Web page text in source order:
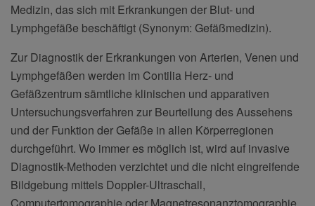
Medizin, das sich mit Erkrankungen der Blut- und
Lymphgefäße beschäftigt (Synonym: Gefäßmedizin).
Zur Diagnostik der Erkrankungen von Arterien, Venen und
Lymphgefäßen werden im Contilia Herz- und
Gefäßzentrum sämtliche klinischen und apparativen
Untersuchungsverfahren zur Beurteilung des Aussehens
und der Funktion der Gefäße in allen Körperregionen
durchgeführt. Wo immer es möglich ist, wird auf invasive
Diagnostik-Methoden verzichtet und die nicht eingreifende
Bildgebung mittels Doppler-Ultraschall,
Computertomographie oder Magnetresonanztomographie